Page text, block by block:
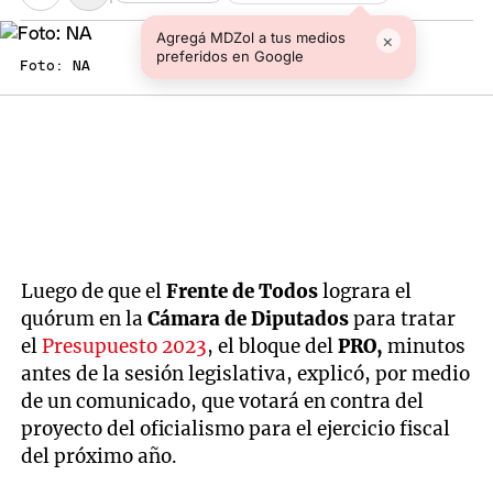
Agregá MDZol a tus medios
preferidos en Google
×
Foto: NA
Luego de que elFrente de Todoslograra el
quórum en laCámara de Diputadospara tratar
elPresupuesto 2023, el bloque delPRO, minutos
antes de la sesión legislativa, explicó, por medio
de un comunicado, que votará en contra del
proyecto del oficialismo para el ejercicio fiscal
del próximo año.